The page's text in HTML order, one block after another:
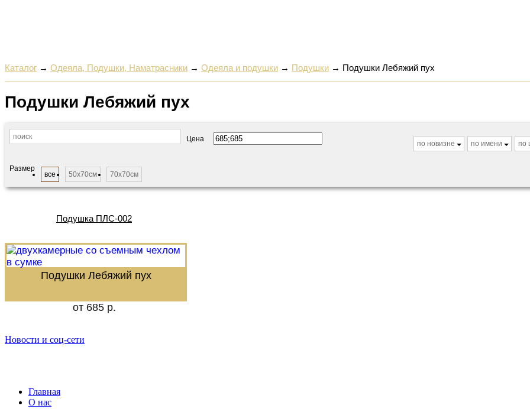
Каталог → Одеяла, Подушки, Наматрасники → Одеяла и подушки → Подушки → Подушки Лебяжий пух
Подушки Лебяжий пух
по новизне по имени по
Цена
Размер
все 50х70см 70х70см
Подушка ПЛС-002
Подушки Лебяжий пух
от 685 р.
Новости и соц-сети
Главная
О нас